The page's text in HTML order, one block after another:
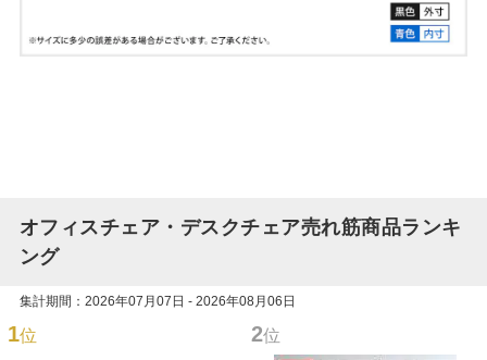
オフィスチェア・デスクチェア売れ筋商品ランキ
ング
集計期間：2026年07月07日 - 2026年08月06日
1位 2位